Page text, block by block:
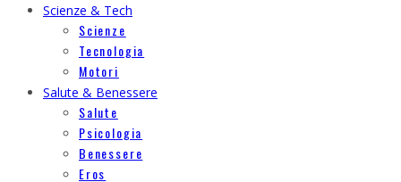
Scienze & Tech
Scienze
Tecnologia
Motori
Salute & Benessere
Salute
Psicologia
Benessere
Eros